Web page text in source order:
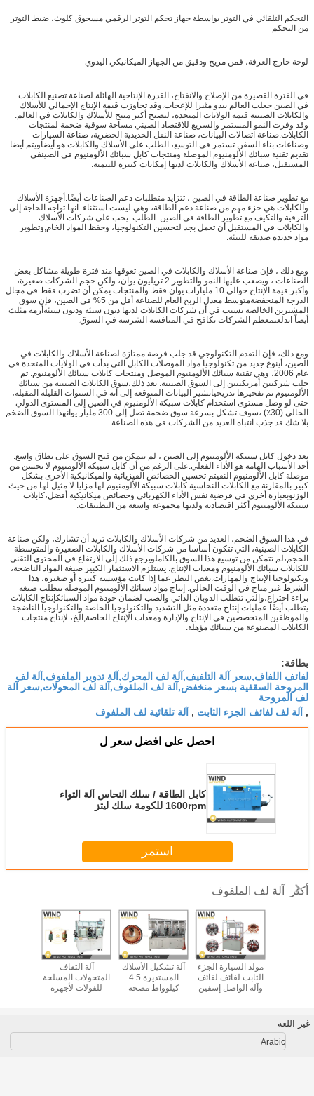
التحكم التلقائي في التوتر بواسطة جهاز تحكم التوتر الرقمي مسحوق كلوث، ضبط التوتر
من التحكم
لوحة خارج الغرفة، فمن مريح ودقيق من الجهاز الميكانيكي اليدوي
في الفترة القصيرة من الإصلاح والانفتاح، القدرة الإنتاجية الهائلة لصناعة تصنيع الكابلات
في الصين جعلت العالم يبدو مثيرا للإعجاب.وقد تجاوزت قيمة الإنتاج الإجمالي للأسلاك
والكابلات الصينية قيمة الولايات المتحدة، لتصبح أكبر منتج للأسلاك والكابلات في العالم.
وقد وفرت النمو المستمر والسريع للاقتصاد الصيني مساحة سوقية ضخمة لمنتجات
الكابلات.صناعة اتصالات البيانات، صناعة النقل الحديدية الحضرية، صناعة السيارات
وصناعات بناء السفن تستمر في التوسع، الطلب على الأسلاك والكابلات هو أيضاويتم أيضا
تقديم تقنية سبائك الألومنيوم الموصلة ومنتجات كابل سبائك الألومنيوم في الصينفي
المستقبل، صناعة الأسلاك والكابلات لديها إمكانات كبيرة للتنمية.
مع تطوير صناعة الطاقة في الصين ، تتزايد متطلبات دعم الصناعات أيضًا.أجهزة الأسلاك
والكابلات هي جزء مهم من صناعة دعم الطاقة، وهي ليست استثناء. انها تواجه الحاجة إلى
الترقية والتكيف مع تطوير الطاقة في الصين. الطلب. يجب على شركات الأسلاك
والكابلات في المستقبل أن تعمل بجد لتحسين التكنولوجيا، وحفظ المواد الخام,وتطوير
مواد جديدة صديقة للبيئة.
ومع ذلك ، فإن صناعة الأسلاك والكابلات في الصين تعوقها منذ فترة طويلة مشاكل بعض
الصناعات ، ويصعب عليها النمو والتطوير.2 تريليون يوان، ولكن حجم الشركات صغيرة،
وأكبر قيمة الإنتاج حوالي 10 مليارات يوان فقط.والمنتجات يمكن أن تضرب فقط في مجال
الدرجة المنخفضةمتوسط معدل الربح العام للصناعة أقل من 5% في الصين، فإن سوق
المشترين الخالصة تسبب في أن شركات الكابلات لديها ديون سيئة وديون سيئةأزمة مثلث
أيضاً اندلعتمعظم الشركات تكافح في المنافسة الشرسة في السوق.
ومع ذلك، فإن التقدم التكنولوجي قد جلب فرصة ممتازة لصناعة الأسلاك والكابلات في
الصين، أينوع جديد من تكنولوجيا مواد الموصلات الكابل التي بدأت في الولايات المتحدة في
عام 2006، وهي تقنية سبائك الألومنيوم الموصل ومنتجات كابلات سبائك الألومنيوم. تم
جلب شركتين أمريكيتين إلى السوق الصينية. بعد ذلك،سوق الكابلات الصينية من سبائك
الألومنيوم تم تفجيرها تدريجياتشير البيانات المتوقعة إلى أنه في السنوات القليلة المقبلة،
حتى لو وصل مستوى استخدام كابلات سبيكة الألومنيوم في الصين إلى المستوى الدولي
الحالي (30٪) ،سوف تشكل بسرعة سوق ضخمة تصل إلى 300 مليار يوانهذا السوق الضخم
بلا شك قد جذب انتباه العديد من الشركات في هذه الصناعة.
بعد دخول كابل سبيكة الألومنيوم إلى الصين ، لم تتمكن من فتح السوق على نطاق واسع.
أحد الأسباب الهامة هو الأداء الفعلي.على الرغم من أن كابل سبيكة الألومنيوم لا تحسن من
موصلة كابل الألومنيوم النقيتم تحسين الخصائص الفيزيائية والميكانيكية الأخرى بشكل
كبير بالمقارنة مع الكابلات النحاسية.كابلات سبيكة الألومنيوم لها مزايا لا مثيل لها من حيث
الوزنوبعبارة أخرى في فرضية نفس الأداء الكهربائي وخصائص ميكانيكية أفضل،كابلات
سبيكة الألومنيوم أكثر اقتصادية ولديها مجموعة واسعة من التطبيقات.
في هذا السوق الضخم، العديد من شركات الأسلاك والكابلات تريد أن تشارك، ولكن صناعة
الكابلات الصينية، التي تتكون أساسا من شركات الأسلاك والكابلات الصغيرة والمتوسطة
الحجم،لم تتمكن من توسيع هذا السوق بالكاملويرجع ذلك إلى الارتفاع في المحتوى التقني
للكابلات سبائك الألومنيوم ومعدات الإنتاج. يستلزم الاستثمار الكبير صيغة المواد الناضجة،
وتكنولوجيا الإنتاج والمهارات.بغض النظر عما إذا كانت مؤسسة كبيرة أو صغيرة، هذا
الشرط غير متاح في الوقت الحالي. إنتاج مواد سبائك الألومنيوم الموصلة يتطلب صيغة
براءة اختراع،والتي تتطلب الذوبان الذاتي والصب لضمان جودة مواد السبائكإنتاج الكابلات
يتطلب أيضًا عمليات إنتاج متعددة مثل التشديد والتكنولوجيا الخاصة والتكنولوجيا الناضجة
والموظفين المتخصصين في الإنتاج والإدارة ومعدات الإنتاج الخاصة,الخ، لإنتاج منتجات
الكابلات المصنوعة من سبائك مؤهلة.
بطاقة:
لفائف اللفاف,سعر آلة التلفيف,آلة لف المحرك,آلة تدوير الملفوف,آلة لف
المروحة السقفية بسعر منخفض,آلة لف الملفوف,آلة لف المحولات,سعر آلة
لف المروحة
, آلة لف لفائف الجزء الثابت , آلة تلقائية لف الملفوف
احصل على افضل سعر ل
كابل الطاقة / سلك النحاس آلة التواء
1600rpm للكومة سلك ليتز
استمر
أكثر آلة لف الملفوف
آلة التفاف
المتحولات المسلحة
للفولات لأجهزة
آلة تشكيل الأسلاك
المستديرة 4.5
كيلوواط مضخة
مولد السيارة الجزء
الثابت لفائف لفائف
وآلة الواصل إسفين
غير اللغة
Arabic